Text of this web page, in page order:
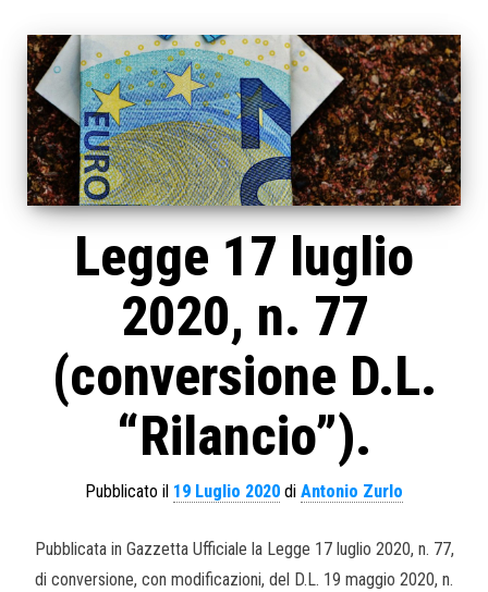
Legge 17 luglio
2020, n. 77
(conversione D.L.
“Rilancio”).
Pubblicato il 19 Luglio 2020 di Antonio Zurlo
Pubblicata in Gazzetta Ufficiale la Legge 17 luglio 2020, n. 77,
di conversione, con modificazioni, del D.L. 19 maggio 2020, n.